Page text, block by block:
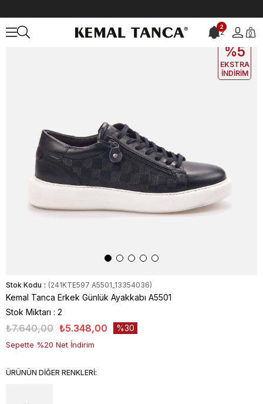
2
2 0
EKLE5
%5
EKSTRA
İNDİRİM
Stok Kodu (241KTE597 A5501_13354036)
Kemal Tanca Erkek Günlük Ayakkabı A5501
Stok Miktarı : 2
₺7.640,00 ₺5.348,00 30
Sepette %20 Net İndirim
ÜRÜNÜN DİĞER RENKLERİ: